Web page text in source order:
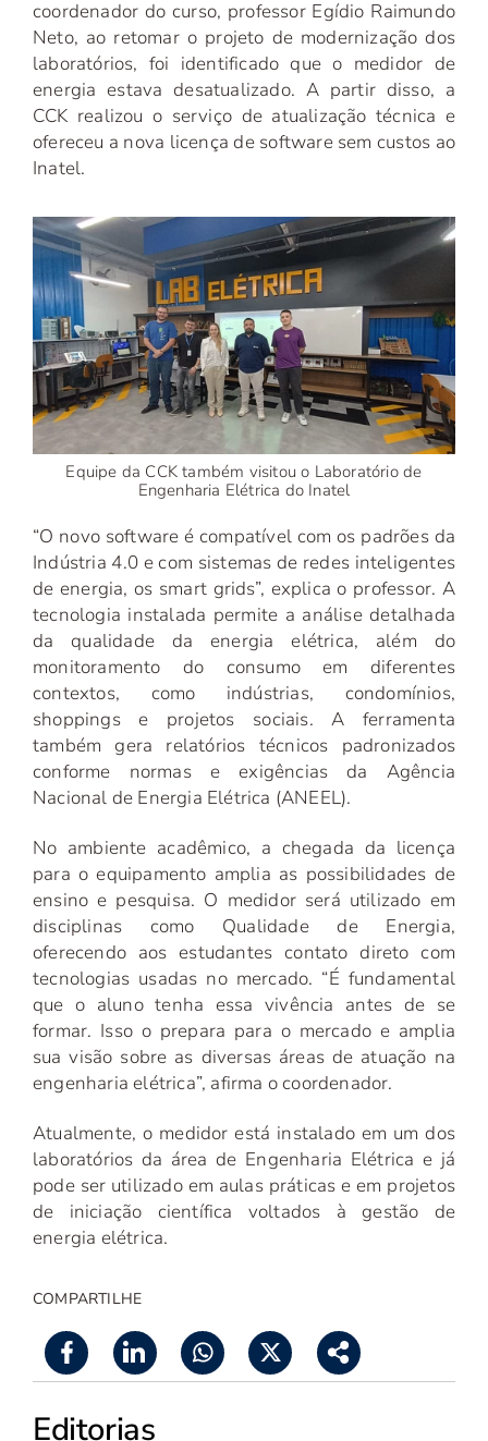
coordenador do curso, professor Egídio Raimundo
Neto, ao retomar o projeto de modernização dos
laboratórios, foi identificado que o medidor de
energia estava desatualizado. A partir disso, a
CCK realizou o serviço de atualização técnica e
ofereceu a nova licença de software sem custos ao
Inatel.
Equipe da CCK também visitou o Laboratório de
Engenharia Elétrica do Inatel
“O novo software é compatível com os padrões da
Indústria 4.0 e com sistemas de redes inteligentes
de energia, os smart grids”, explica o professor. A
tecnologia instalada permite a análise detalhada
da qualidade da energia elétrica, além do
monitoramento do consumo em diferentes
contextos, como indústrias, condomínios,
shoppings e projetos sociais. A ferramenta
também gera relatórios técnicos padronizados
conforme normas e exigências da Agência
Nacional de Energia Elétrica (ANEEL).
No ambiente acadêmico, a chegada da licença
para o equipamento amplia as possibilidades de
ensino e pesquisa. O medidor será utilizado em
disciplinas como Qualidade de Energia,
oferecendo aos estudantes contato direto com
tecnologias usadas no mercado. “É fundamental
que o aluno tenha essa vivência antes de se
formar. Isso o prepara para o mercado e amplia
sua visão sobre as diversas áreas de atuação na
engenharia elétrica”, afirma o coordenador.
Atualmente, o medidor está instalado em um dos
laboratórios da área de Engenharia Elétrica e já
pode ser utilizado em aulas práticas e em projetos
de iniciação científica voltados à gestão de
energia elétrica.
COMPARTILHE
Editorias